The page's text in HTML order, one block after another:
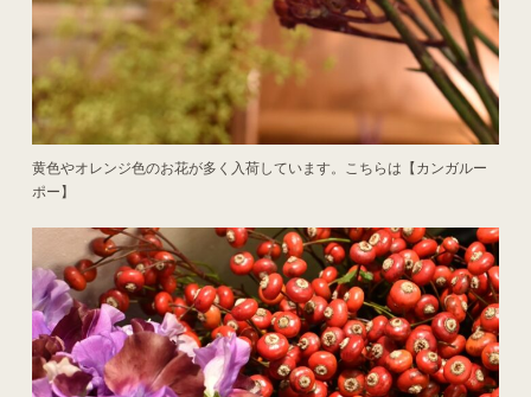
黄色やオレンジ色のお花が多く入荷しています。こちらは【カンガルー
ポー】